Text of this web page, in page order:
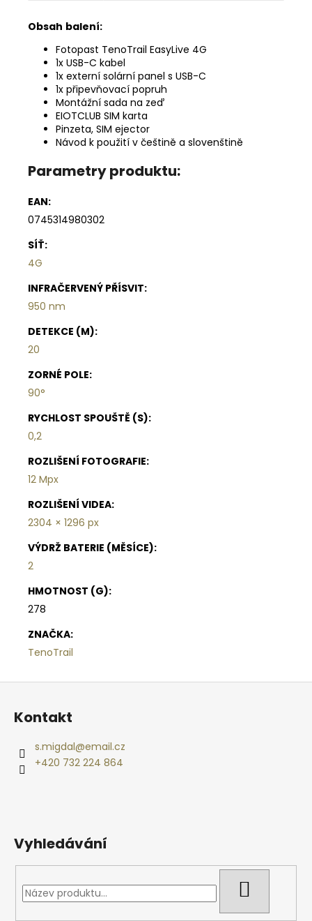
Obsah balení:
Fotopast TenoTrail EasyLive 4G
1x USB-C kabel
1x externí solární panel s USB-C
1x připevňovací popruh
Montážní sada na zeď
EIOTCLUB SIM karta
Pinzeta, SIM ejector
Návod k použití v češtině a slovenštině
Parametry produktu:
EAN:
0745314980302
SÍŤ:
4G
INFRAČERVENÝ PŘÍSVIT:
950 nm
DETEKCE (M):
20
ZORNÉ POLE:
90°
RYCHLOST SPOUŠTĚ (S):
0,2
ROZLIŠENÍ FOTOGRAFIE:
12 Mpx
ROZLIŠENÍ VIDEA:
2304 × 1296 px
VÝDRŽ BATERIE (MĚSÍCE):
2
HMOTNOST (G):
278
ZNAČKA:
TenoTrail
Z
Kontakt
s.migdal@email.cz
+420 732 224 864
Vyhledávání